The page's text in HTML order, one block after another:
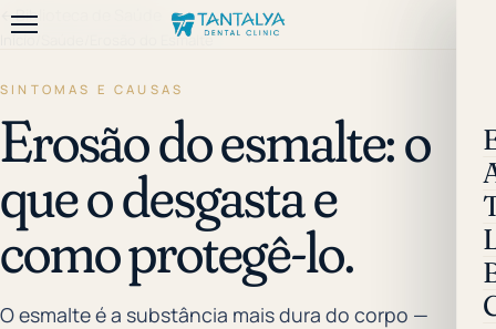
←Biblioteca de Saúde
Início/ Erosão do Esmalte
SINTOMAS E CAUSAS
Erosão do esmalte: o
que o desgasta e
como protegê-lo.
O esmalte é a substância mais dura do corpo —